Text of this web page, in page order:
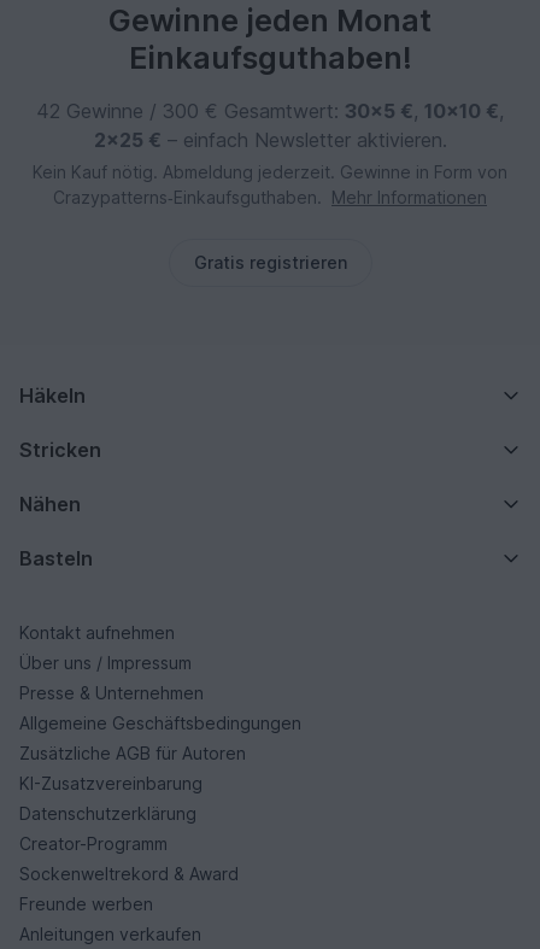
Gewinne jeden Monat
Einkaufsguthaben!
42 Gewinne / 300 € Gesamtwert: 30×5 €, 10×10 €,
2×25 € – einfach Newsletter aktivieren.
Kein Kauf nötig. Abmeldung jederzeit. Gewinne in Form von
Crazypatterns‑Einkaufsguthaben.
Mehr Informationen
Gratis registrieren
Häkeln
Stricken
Nähen
Basteln
Kontakt aufnehmen
Über uns / Impressum
Presse & Unternehmen
Allgemeine Geschäftsbedingungen
Zusätzliche AGB für Autoren
KI-Zusatzvereinbarung
Datenschutzerklärung
Creator-Programm
Sockenweltrekord & Award
Freunde werben
Anleitungen verkaufen